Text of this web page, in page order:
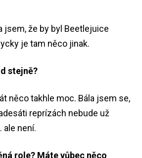
jsem, že by byl Beetlejuice
je tam něco jinak.
stejně?
něco takhle moc. Bála jsem se,
reprízách nebude už
ale není.
role? Máte vůbec něco